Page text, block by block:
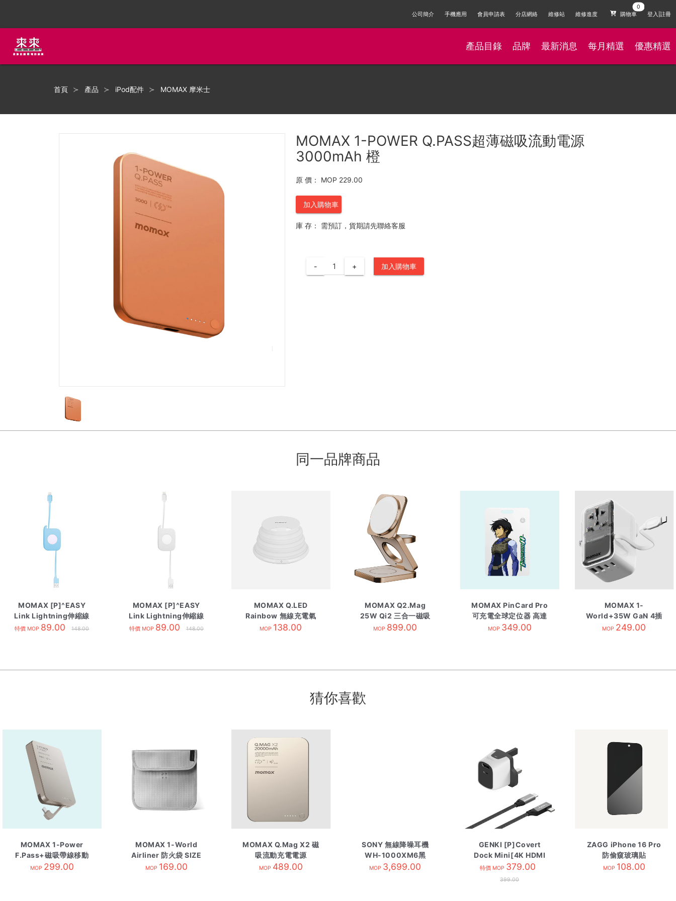
公司簡介 手機應用 會員申請表 分店網絡 維修站 維修進度 購物車 登入|註冊
產品目錄 品牌 最新消息 每月精選 優惠精選
首頁 產品 iPod配件 MOMAX 摩米士
MOMAX 1-POWER Q.PASS超薄磁吸流動電源
3000mAh 橙
原 價： MOP 229.00
加入購物車
庫 存： 需預訂，貨期請先聯絡客服
- + 加入購物車
同一品牌商品
MOMAX [P]^EASY
Link Lightning伸縮線
80cm 藍
特價 MOP 89.00 148.00
MOMAX [P]^EASY
Link Lightning伸縮線
80cm 白
特價 MOP 89.00 148.00
MOMAX Q.LED
Rainbow 無線充電氣
氛燈
MOP 138.00
MOMAX Q2.Mag
25W Qi2 三合一磁吸
無線充電支架 沙漠金
MOP 899.00
MOMAX PinCard Pro
可充電全球定位器 高達
系列 剎那-藍
MOP 349.00
MOMAX 1-
World+35W GaN 4插
口+AC旅行插座 [內建
MOP 249.00
猜你喜歡
MOMAX 1-Power
F.Pass+磁吸帶線移動
電源 10000mAh 鈦金
MOP 299.00
MOMAX 1-World
Airliner 防火袋 SIZE
M 淺灰
MOP 169.00
MOMAX Q.Mag X2 磁
吸流動充電電源
20000mAh 鈦金
MOP 489.00
SONY 無線降噪耳機
WH-1000XM6黑
MOP 3,699.00
GENKI [P]Covert
Dock Mini[4K HDMI
TV Docking & Type-
C Charging]
特價 MOP 379.00
399.00
ZAGG iPhone 16 Pro
防偷窺玻璃貼
MOP 108.00